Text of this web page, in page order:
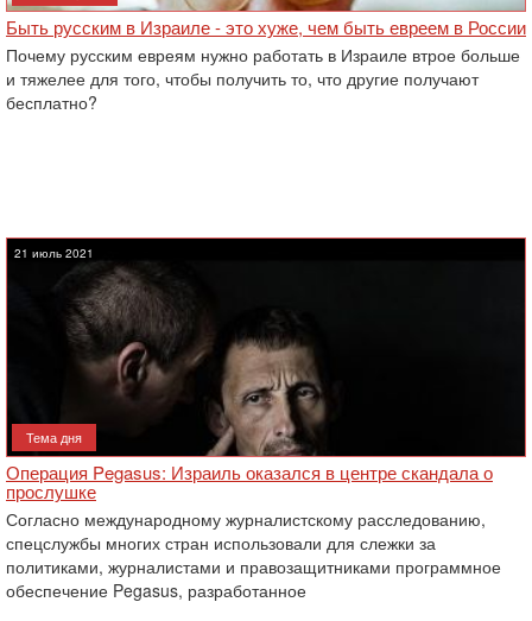
Быть русским в Израиле - это хуже, чем быть евреем в России
Почему русским евреям нужно работать в Израиле втрое больше
и тяжелее для того, чтобы получить то, что другие получают
бесплатно?
21 июль 2021
Тема дня
Операция Pegasus: Израиль оказался в центре скандала о
прослушке
Согласно международному журналистскому расследованию,
спецслужбы многих стран использовали для слежки за
политиками, ‎журналистами и правозащитниками программное
обеспечение Pegasus‎, разработанное